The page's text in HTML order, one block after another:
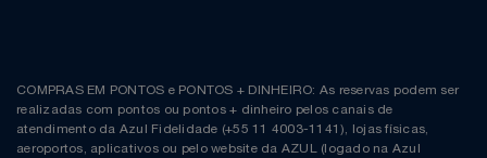
COMPRAS EM PONTOS e PONTOS + DINHEIRO: As reservas podem ser
realizadas com pontos ou pontos + dinheiro pelos canais de
atendimento da Azul Fidelidade (+55 11 4003-1141), lojas físicas,
aeroportos, aplicativos ou pelo website da AZUL (logado na Azul